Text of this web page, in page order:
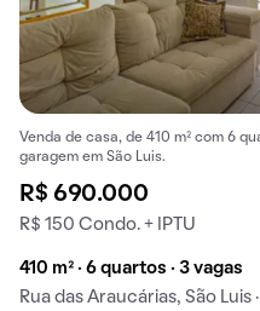
Venda de casa, de 410 m² com 6
garagem em São Luis.
R$ 690.000
R$ 150 Condo. + IPTU
410 m² · 6 quartos · 3 vagas
Rua das Araucárias, São Luis